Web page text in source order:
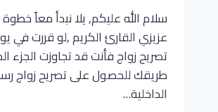
سلام الله عليكم, يلا نبدأ معاً
عزيزي القارئ الكريم ,لو قررت في
تصريح زواج فأنت قد تجاوزت
طريقك للحصول على تصريح زواج
الداخلية…